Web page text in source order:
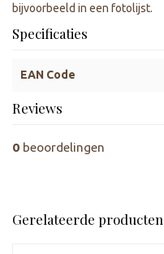
bijvoorbeeld in een fotolijst.
Specificaties
EAN Code
Reviews
0 beoordelingen
Gerelateerde producten